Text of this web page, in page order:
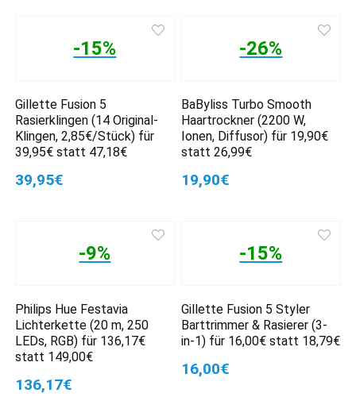
-15%
Gillette Fusion 5
Rasierklingen (14 Original-
Klingen, 2,85€/Stück) für
39,95€ statt 47,18€
39,95€
-26%
BaByliss Turbo Smooth
Haartrockner (2200 W,
Ionen, Diffusor) für 19,90€
statt 26,99€
19,90€
-9%
Philips Hue Festavia
Lichterkette (20 m, 250
LEDs, RGB) für 136,17€
statt 149,00€
136,17€
-15%
Gillette Fusion 5 Styler
Barttrimmer & Rasierer (3-
in-1) für 16,00€ statt 18,79€
16,00€